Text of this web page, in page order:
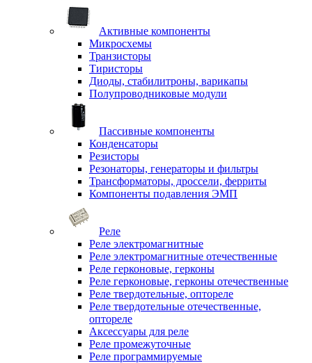
Активные компоненты
Микросхемы
Транзисторы
Тиристоры
Диоды, стабилитроны, варикапы
Полупроводниковые модули
Пассивные компоненты
Конденсаторы
Резисторы
Резонаторы, генераторы и фильтры
Трансформаторы, дроссели, ферриты
Компоненты подавления ЭМП
Реле
Реле электромагнитные
Реле электромагнитные отечественные
Реле герконовые, герконы
Реле герконовые, герконы отечественные
Реле твердотельные, оптореле
Реле твердотельные отечественные,
оптореле
Аксессуары для реле
Реле промежуточные
Реле программируемые